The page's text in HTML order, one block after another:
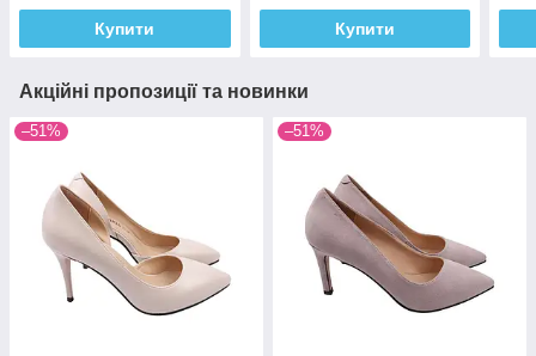
Купити Купити
Акційні пропозиції та новинки
–51% –51%